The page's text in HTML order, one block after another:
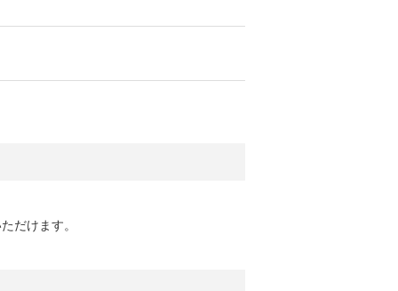
だけます。